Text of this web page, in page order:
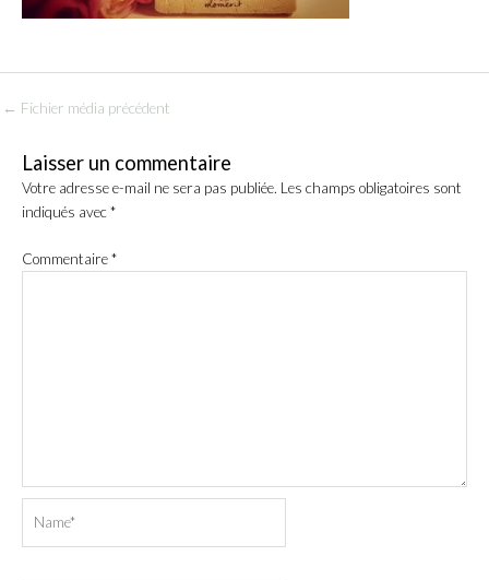
← Fichier média précédent
Laisser un commentaire
Votre adresse e-mail ne sera pas publiée. Les champs obligatoires sont
indiqués avec*
Commentaire*